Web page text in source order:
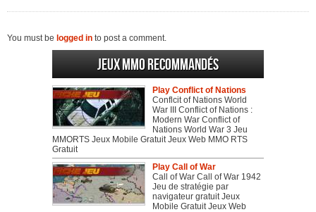
You must be logged in to post a comment.
Jeux MMO recommandés
Play Conflict of Nations
Conflcit of Nations World
War III Conflict of Nations :
Modern War Conflict of
Nations World War 3 Jeu
MMORTS Jeux Mobile Gratuit Jeux Web MMO RTS
Gratuit
Play Call of War
Call of War Call of War 1942
Jeu de stratégie par
navigateur gratuit Jeux
Mobile Gratuit Jeux Web